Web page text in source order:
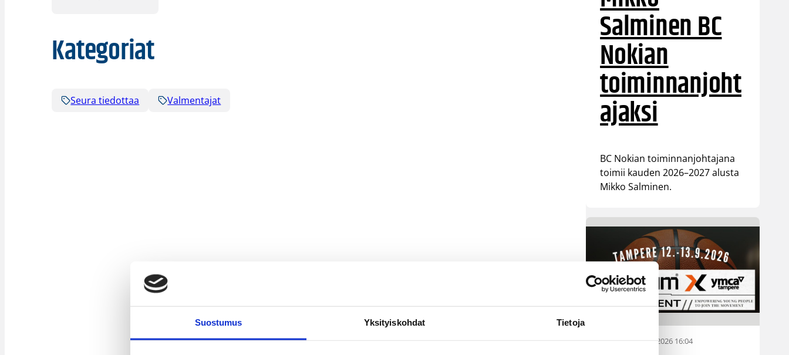
Suostumus Yksityiskohdat Tietoja
Kategoriat
Seura tiedottaa Valmentajat
Salminen BC
Nokian
toiminnanjoht
ajaksi
BC Nokian toiminnanjohtajana
toimii kauden 2026–2027 alusta
Mikko Salminen.
28.07.2026 16:04